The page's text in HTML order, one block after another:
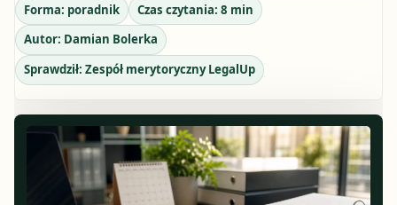
Forma: poradnik Czas czytania: 8 min
Autor: Damian Bolerka
Sprawdził: Zespół merytoryczny LegalUp